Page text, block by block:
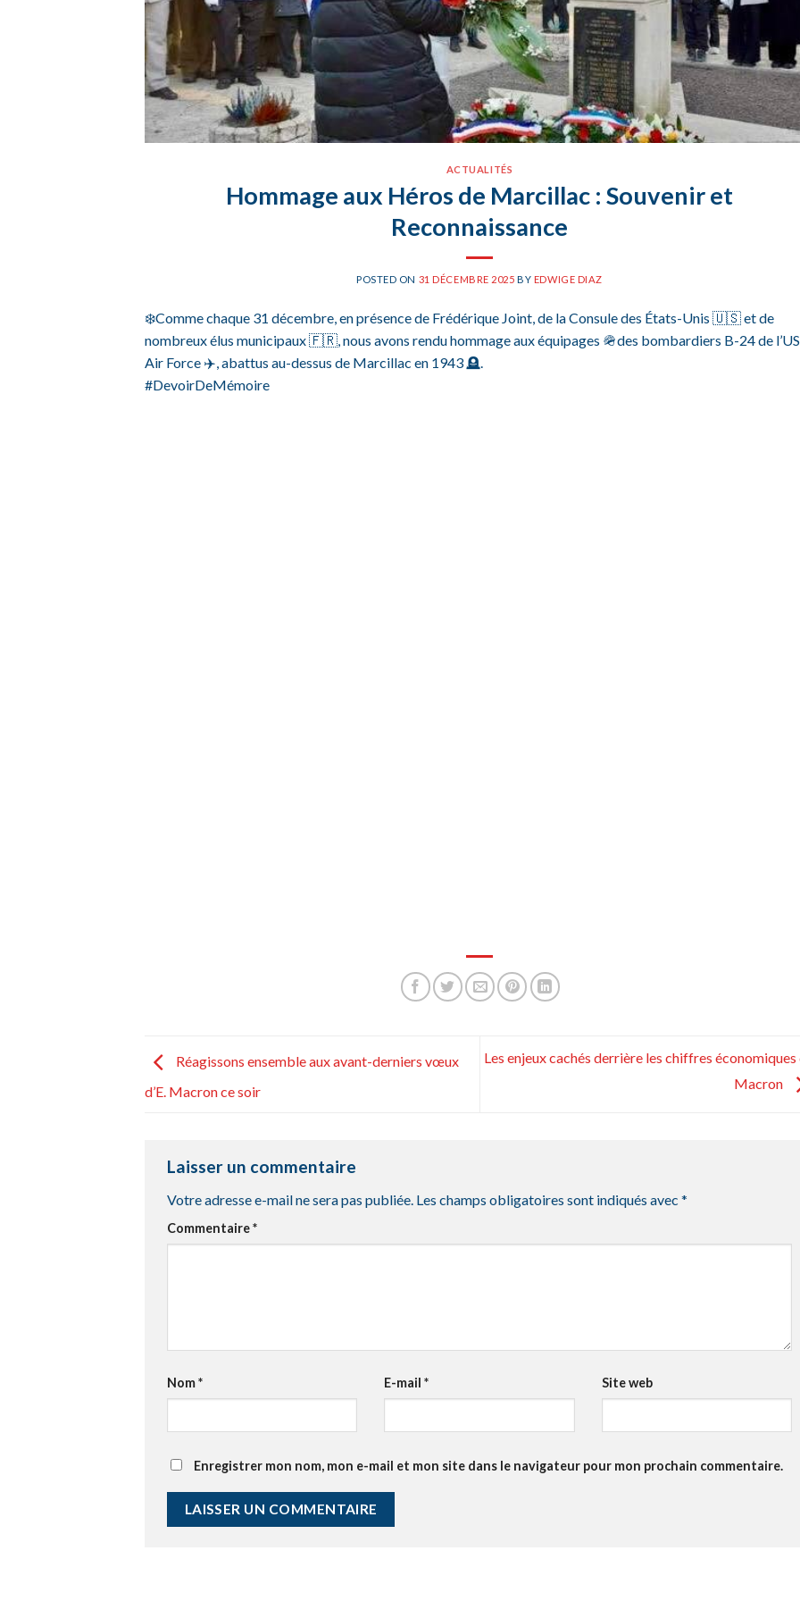
ACTUALITÉS
Hommage aux Héros de Marcillac : Souvenir et
Reconnaissance
POSTED ON 31 DÉCEMBRE 2025 BY EDWIGE DIAZ
❄️Comme chaque 31 décembre, en présence de Frédérique Joint, de la Consule des États-Unis 🇺🇸 et de
nombreux élus municipaux 🇫🇷, nous avons rendu hommage aux équipages 🪖des bombardiers B-24 de l’US
Air Force ✈️, abattus au-dessus de Marcillac en 1943 🪦.
#DevoirDeMémoire
Réagissons ensemble aux avant-derniers vœux
d’E. Macron ce soir
Les enjeux cachés derrière les chiffres économiques
Macron
Laisser un commentaire
Votre adresse e-mail ne sera pas publiée. Les champs obligatoires sont indiqués avec *
Commentaire*
Nom* E-mail* Site web
Enregistrer mon nom, mon e-mail et mon site dans le navigateur pour mon prochain commentaire.